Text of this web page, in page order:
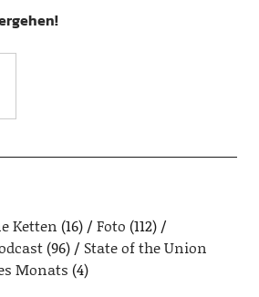
Ketten (16) Foto (112)
(96)
State of the Union
Monats (4)